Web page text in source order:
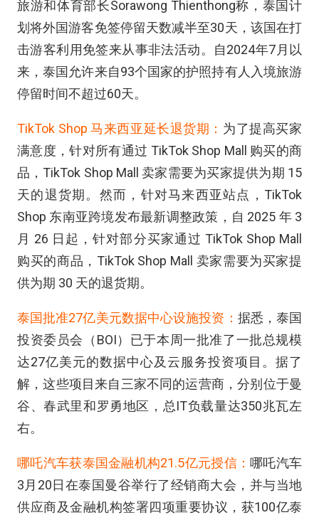
旅游和体育部长Sorawong Thienthong称，泰国计
划将外国游客免签停留天数减半至30天，该国在打
击游客利用免签来从事非法活动。自2024年7月以
来，泰国允许来自93个国家的护照持有人入境旅游
停留时间不超过60天。
TikTok Shop 马来西亚延长退货期： 为了提高买家
满意度，针对所有通过 TikTok Shop Mall 购买的商
品，TikTok Shop Mall 卖家需要为买家提供为期 15
天的退货期。然而，针对马来西亚站点，TikTok
Shop 东南亚跨境发布最新调整政策，自 2025 年 3
月 26 日起，针对部分买家通过 TikTok Shop Mall
购买的商品，TikTok Shop Mall 卖家需要为买家提
供为期 30 天的退货期。
泰国批准27亿美元数据中心设施投资： 据悉，泰国
投资委员会（BOI）已于本周一批准了一批总规模
达27亿美元的数据中心及云服务投资项目。据了
解，这些项目来自三家不同的运营商，分别位于曼
谷、春武里和罗勇地区，总IT负载量达350兆瓦左
右。
哪吒汽车获泰国金融机构21.5亿元授信：哪吒汽车
3月20日在泰国曼谷举行了经销商大会，并与当地
供应商及金融机构签署四项重要协议，获100亿泰